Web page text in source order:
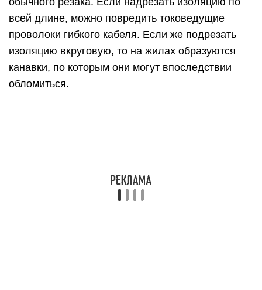
изоляцию любым инструментом, не повредив
жилы, однако подобных специалистов −
единицы. Как же быть тем, кто достаточного
опыта не имеет? В этом случае некоторые
советуют изготовить для снятия изоляции
предназначены немного для другого.